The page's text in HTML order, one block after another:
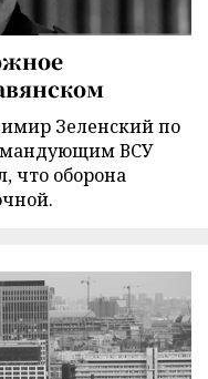
Зеленский по
ВСУ
что оборона